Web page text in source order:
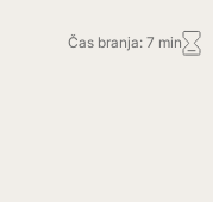
Čas branja: 7 min